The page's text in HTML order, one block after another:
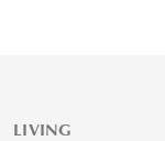
LIVING